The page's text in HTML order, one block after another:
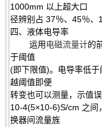
1000mm 以上超大口
径辨别占 37％、45％
四、液体电导率
运用电磁流量计的
于阈值
(即下限值)。电导率低
越阈值即便
转变也可以测量，示值
10-4(5×10-6)S/cm 之间
换器间流量旌